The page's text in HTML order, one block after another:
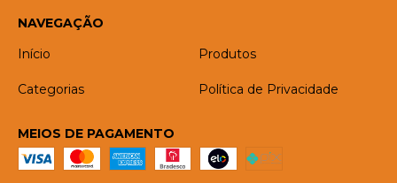
NAVEGAÇÃO
Início
Produtos
Categorias Política de Privacidade
MEIOS DE PAGAMENTO